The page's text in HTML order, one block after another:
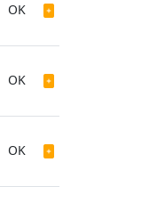
OK
OK
OK